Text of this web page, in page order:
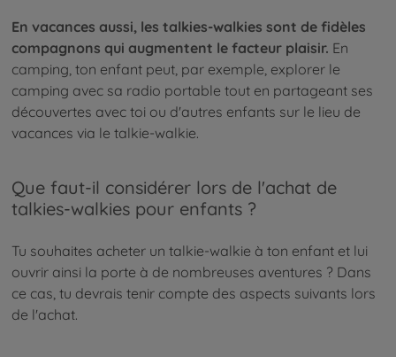
En vacances aussi, les talkies-walkies sont de fidèles
compagnons qui augmentent le facteur plaisir. En
camping, ton enfant peut, par exemple, explorer le
camping avec sa radio portable tout en partageant ses
découvertes avec toi ou d'autres enfants sur le lieu de
vacances via le talkie-walkie.
Que faut-il considérer lors de l'achat de
talkies-walkies pour enfants ?
Tu souhaites acheter un talkie-walkie à ton enfant et lui
ouvrir ainsi la porte à de nombreuses aventures ? Dans
ce cas, tu devrais tenir compte des aspects suivants lors
de l'achat.